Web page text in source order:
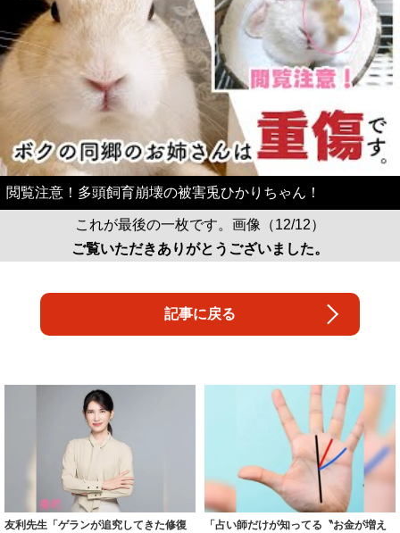
閲覧注意！多頭飼育崩壊の被害兎ひかりちゃん！
これが最後の一枚です。画像（12/12）
ご覧いただきありがとうございました。
記事に戻る
友利先生「ゲランが追究してきた修復 「占い師だけが知ってる〝お金が増え